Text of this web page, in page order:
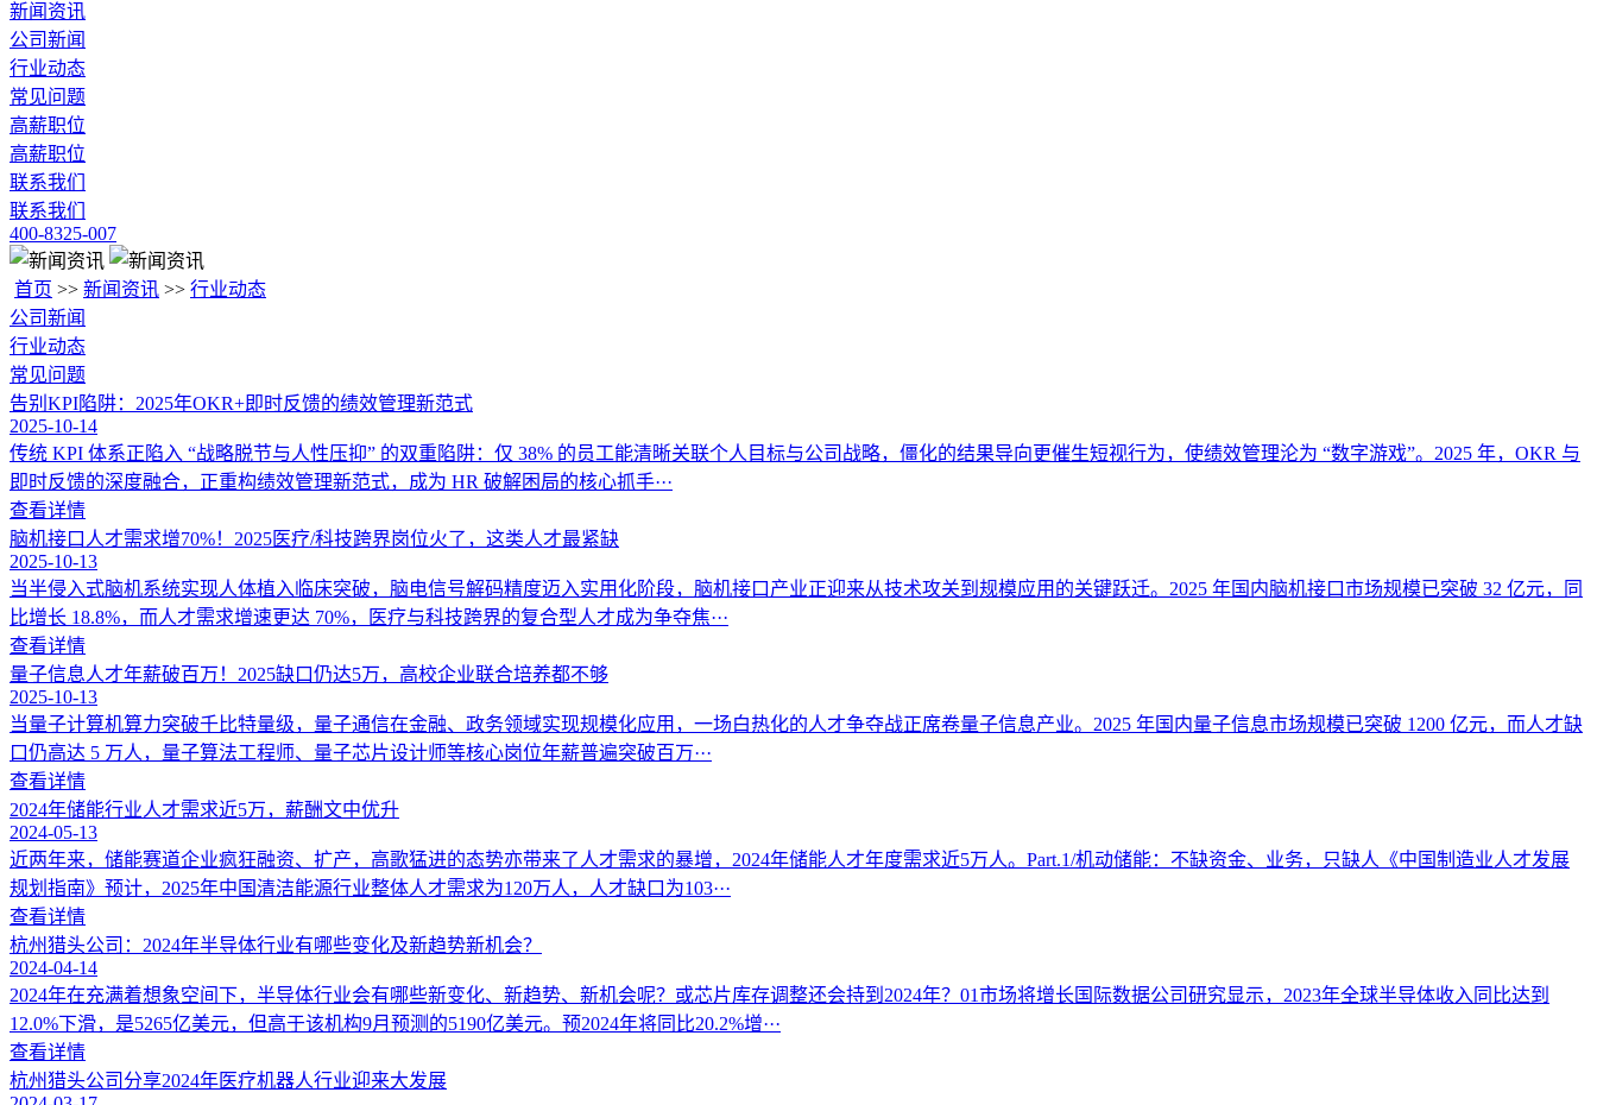
新闻资讯
公司新闻
行业动态
常见问题
高薪职位
高薪职位
联系我们
联系我们
400-8325-007
首页 >> 新闻资讯 >> 行业动态
公司新闻
行业动态
常见问题
告别KPI陷阱：2025年OKR+即时反馈的绩效管理新范式
2025-10-14
传统 KPI 体系正陷入 “战略脱节与人性压抑” 的双重陷阱：仅 38% 的员工能清晰关联个人目标与公司战略，僵化的结果导向更催生短视行为，使绩效管理沦为 “数字游戏”。2025 年，OKR 与
即时反馈的深度融合，正重构绩效管理新范式，成为 HR 破解困局的核心抓手···
查看详情
脑机接口人才需求增70%！2025医疗/科技跨界岗位火了，这类人才最紧缺
2025-10-13
当半侵入式脑机系统实现人体植入临床突破，脑电信号解码精度迈入实用化阶段，脑机接口产业正迎来从技术攻关到规模应用的关键跃迁。2025 年国内脑机接口市场规模已突破 32 亿元，同
比增长 18.8%，而人才需求增速更达 70%，医疗与科技跨界的复合型人才成为争夺焦···
查看详情
量子信息人才年薪破百万！2025缺口仍达5万，高校企业联合培养都不够
2025-10-13
当量子计算机算力突破千比特量级，量子通信在金融、政务领域实现规模化应用，一场白热化的人才争夺战正席卷量子信息产业。2025 年国内量子信息市场规模已突破 1200 亿元，而人才缺
口仍高达 5 万人，量子算法工程师、量子芯片设计师等核心岗位年薪普遍突破百万···
查看详情
2024年储能行业人才需求近5万，薪酬文中优升
2024-05-13
近两年来，储能赛道企业疯狂融资、扩产，高歌猛进的态势亦带来了人才需求的暴增，2024年储能人才年度需求近5万人。Part.1/机动储能：不缺资金、业务，只缺人《中国制造业人才发展
规划指南》预计，2025年中国清洁能源行业整体人才需求为120万人，人才缺口为103···
查看详情
杭州猎头公司：2024年半导体行业有哪些变化及新趋势新机会？
2024-04-14
2024年在充满着想象空间下，半导体行业会有哪些新变化、新趋势、新机会呢？或芯片库存调整还会持到2024年？01市场将增长国际数据公司研究显示，2023年全球半导体收入同比达到
12.0%下滑，是5265亿美元，但高于该机构9月预测的5190亿美元。预2024年将同比20.2%增···
查看详情
杭州猎头公司分享2024年医疗机器人行业迎来大发展